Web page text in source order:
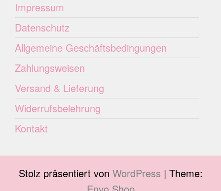
Impressum
Datenschutz
Allgemeine Geschäftsbedingungen
Zahlungsweisen
Versand & Lieferung
Widerrufsbelehrung
Kontakt
Stolz präsentiert von WordPress | Theme: